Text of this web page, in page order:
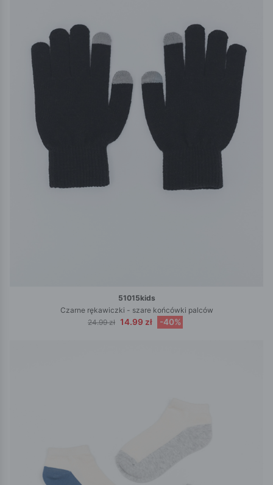
51015kids
Czarne rękawiczki - szare końcówki palców
24.99 zł 14.99 zł -40%